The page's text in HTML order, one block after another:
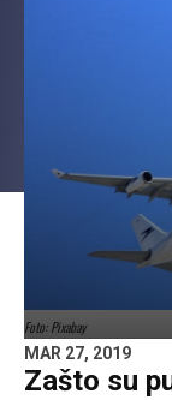
Foto: Pixabay
MAR 27, 2019
Zašto su